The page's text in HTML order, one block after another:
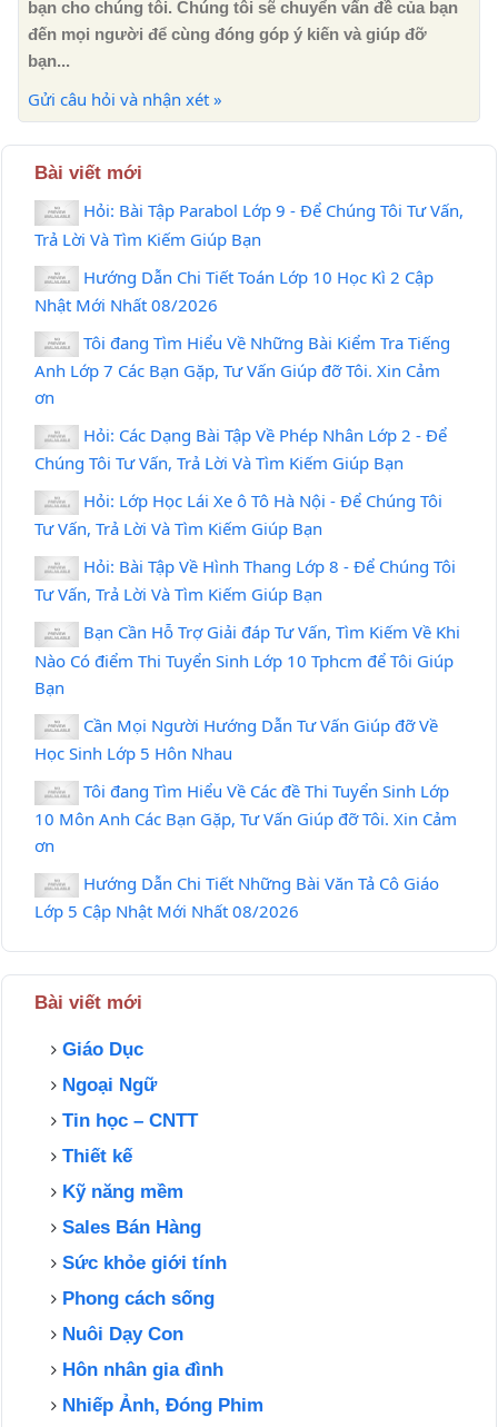
bạn cho chúng tôi. Chúng tôi sẽ chuyển vấn đề của bạn
đến mọi người để cùng đóng góp ý kiến ​​và giúp đỡ
bạn...
Gửi câu hỏi và nhận xét »
Bài viết mới
Hỏi: Bài Tập Parabol Lớp 9 - Để Chúng Tôi Tư Vấn,
Trả Lời Và Tìm Kiếm Giúp Bạn
Hướng Dẫn Chi Tiết Toán Lớp 10 Học Kì 2 Cập
Nhật Mới Nhất 08/2026
Tôi đang Tìm Hiểu Về Những Bài Kiểm Tra Tiếng
Anh Lớp 7 Các Bạn Gặp, Tư Vấn Giúp đỡ Tôi. Xin Cảm
ơn
Hỏi: Các Dạng Bài Tập Về Phép Nhân Lớp 2 - Để
Chúng Tôi Tư Vấn, Trả Lời Và Tìm Kiếm Giúp Bạn
Hỏi: Lớp Học Lái Xe ô Tô Hà Nội - Để Chúng Tôi
Tư Vấn, Trả Lời Và Tìm Kiếm Giúp Bạn
Hỏi: Bài Tập Về Hình Thang Lớp 8 - Để Chúng Tôi
Tư Vấn, Trả Lời Và Tìm Kiếm Giúp Bạn
Bạn Cần Hỗ Trợ Giải đáp Tư Vấn, Tìm Kiếm Về Khi
Nào Có điểm Thi Tuyển Sinh Lớp 10 Tphcm để Tôi Giúp
Bạn
Cần Mọi Người Hướng Dẫn Tư Vấn Giúp đỡ Về
Học Sinh Lớp 5 Hôn Nhau
Tôi đang Tìm Hiểu Về Các đề Thi Tuyển Sinh Lớp
10 Môn Anh Các Bạn Gặp, Tư Vấn Giúp đỡ Tôi. Xin Cảm
ơn
Hướng Dẫn Chi Tiết Những Bài Văn Tả Cô Giáo
Lớp 5 Cập Nhật Mới Nhất 08/2026
Bài viết mới
Giáo Dục
Ngoại Ngữ
Tin học – CNTT
Thiết kế
Kỹ năng mềm
Sales Bán Hàng
Sức khỏe giới tính
Phong cách sống
Nuôi Dạy Con
Hôn nhân gia đình
Nhiếp Ảnh, Đóng Phim